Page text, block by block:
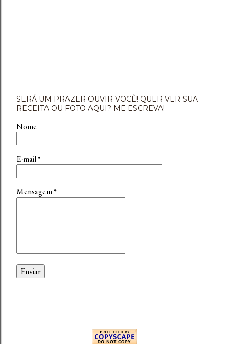
SERÁ UM PRAZER OUVIR VOCÊ! QUER VER SUA
RECEITA OU FOTO AQUI? ME ESCREVA!
Nome
E-mail*
Mensagem*